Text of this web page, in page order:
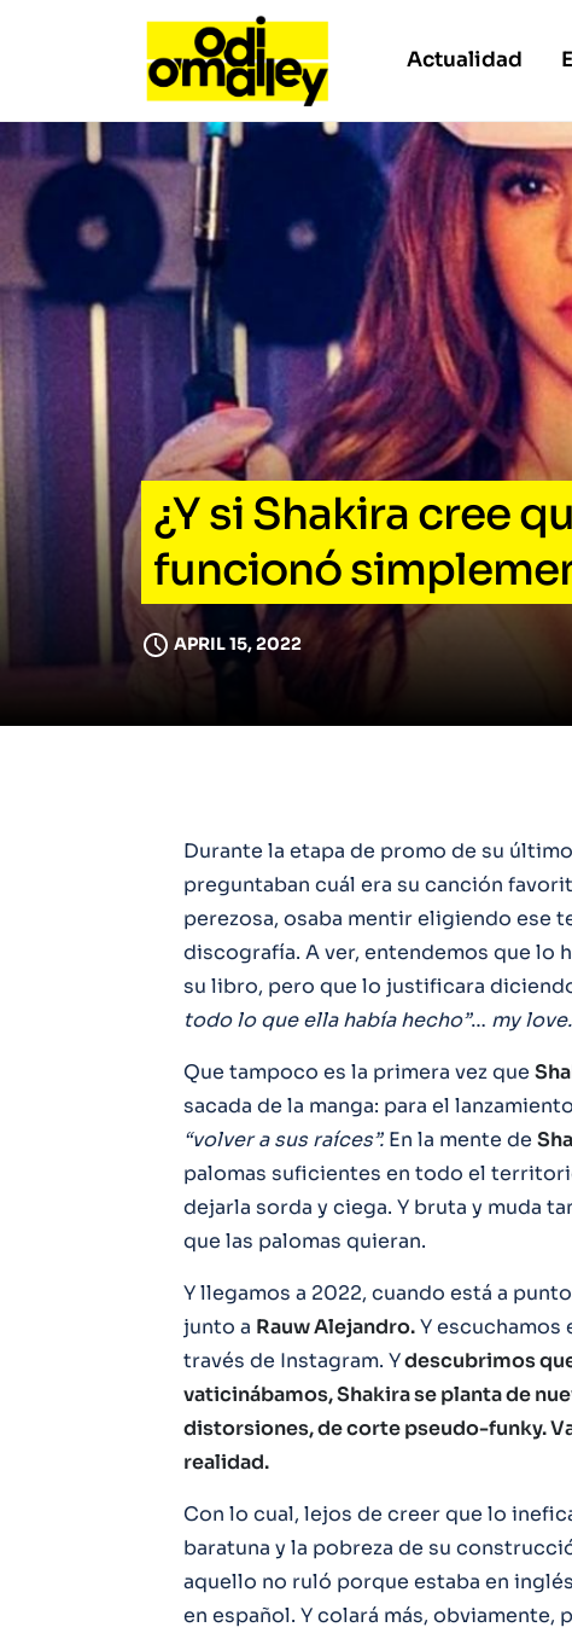
Actualidad
¿Y si Shakira cree
funcionó
APRIL 15, 2022
Durante la etapa de promo de su
preguntaban cuál era su canción
perezosa, osaba mentir eligiendo ese
discografía. A ver, entendemos que lo
su libro, pero que lo justificara
todo lo que ella había hecho”… my love.
Que tampoco es la primera vez que
sacada de la manga: para el
“volver a sus raíces”. En la mente de
palomas suficientes en todo el
dejarla sorda y ciega. Y bruta y muda
que las palomas quieran.
Y llegamos a 2022, cuando está a
junto a Rauw Alejandro.Y escuchamos
través de Instagram. Ydescubrimos
vaticinábamos, Shakira se planta de
distorsiones, de corte pseudo-funky.
realidad.
Con lo cual, lejos de creer que lo
baratuna y la pobreza de su
aquello no ruló porque estaba en
en español. Y colará más,